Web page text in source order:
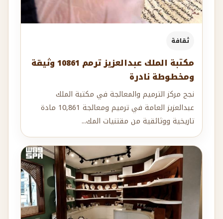
ثقافة
مكتبة الملك عبدالعزيز ترمم 10861 وثيقة
ومخطوطة نادرة
نجح مركز الترميم والمعالجة في مكتبة الملك
عبدالعزيز العامة في ترميم ومعالجة 10,861 مادة
تاريخية ووثائقية من مقتنيات المك...